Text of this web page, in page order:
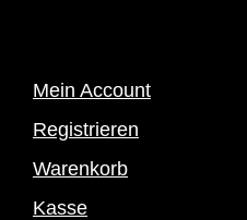
Mein Account
Registrieren
Warenkorb
Kasse